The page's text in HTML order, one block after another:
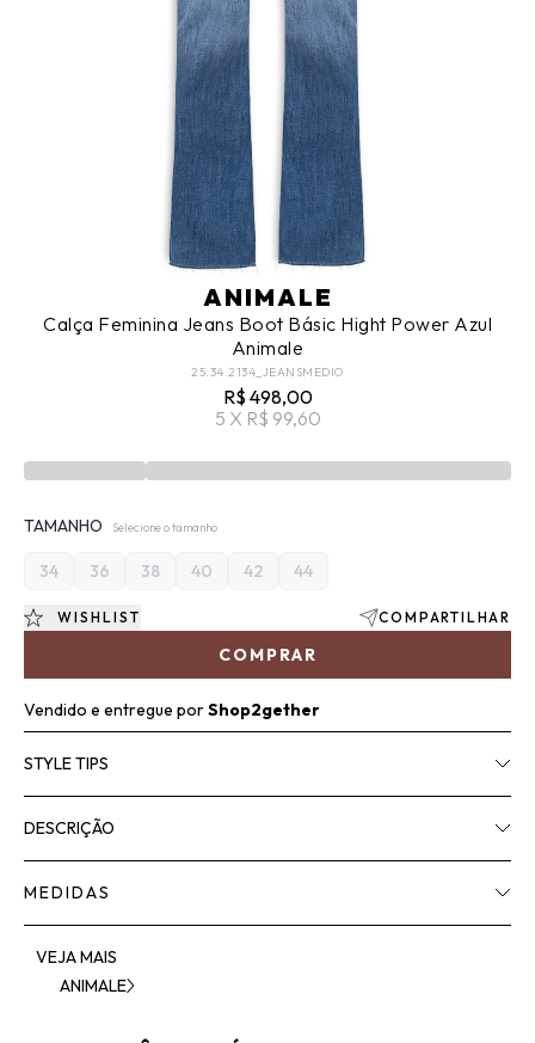
ANIMALE
Calça Feminina Jeans Boot Básic Hight Power Azul
Animale
25.34.2134_JEANSMEDIO
R$ 498,00
5 X R$ 99,60
TAMANHO Selecione o tamanho
34 36 38 40 42 44
COMPRAR
WISHLIST COMPARTILHAR
Vendido e entregue porShop2gether
STYLE TIPS
DESCRIÇÃO
MEDIDAS
VEJA MAIS
ANIMALE